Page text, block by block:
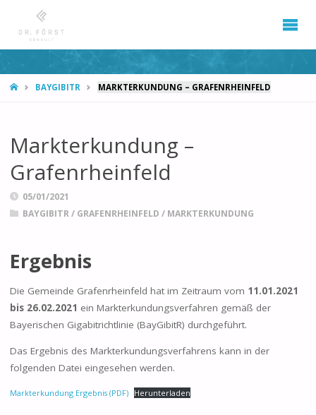
STARTBAYGIBITR MARKTERKUNDUNG – GRAFENRHEINFELD
Markterkundung –
Grafenrheinfeld
05/01/2021
BAYGIBITR/ GRAFENRHEINFELD / MARKTERKUNDUNG
Ergebnis
Die Gemeinde Grafenrheinfeld hat im Zeitraum vom 11.01.2021
bis 26.02.2021 ein Markterkundungsverfahren gemäß der
Bayerischen Gigabitrichtlinie (BayGibitR) durchgeführt.
Das Ergebnis des Markterkundungsverfahrens kann in der
folgenden Datei eingesehen werden.
Markterkundung Ergebnis (PDF) Herunterladen